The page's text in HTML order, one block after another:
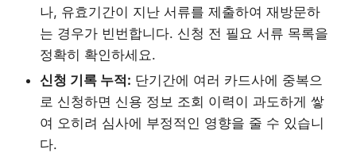
나, 유효기간이 지난 서류를 제출하여 재방문하
는 경우가 빈번합니다. 신청 전 필요 서류 목록을
정확히 확인하세요.
신청 기록 누적: 단기간에 여러 카드사에 중복으
로 신청하면 신용 정보 조회 이력이 과도하게 쌓
여 오히려 심사에 부정적인 영향을 줄 수 있습니
다.